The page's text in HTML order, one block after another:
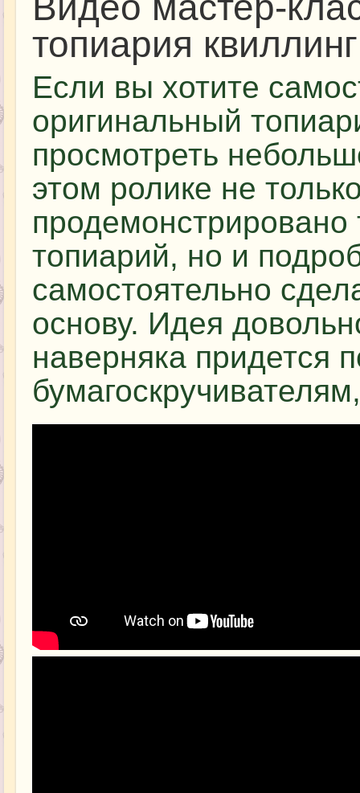
топиария квиллинг
Если вы хотите
оригинальный
просмотреть
этом ролике не
продемонстрировано
топиарий, но и
самостоятельно
основу. Идея
наверняка придется